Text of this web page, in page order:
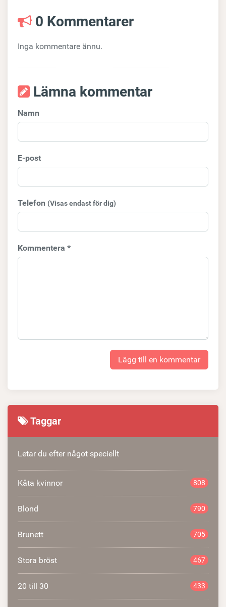
0 Kommentarer
Inga kommentare ännu.
Lämna kommentar
Namn
E-post
Telefon (Visas endast för dig)
Kommentera *
Lägg till en kommentar
Taggar
Letar du efter något speciellt
Kåta kvinnor 808
Blond 790
Brunett 705
Stora bröst 467
20 till 30 433